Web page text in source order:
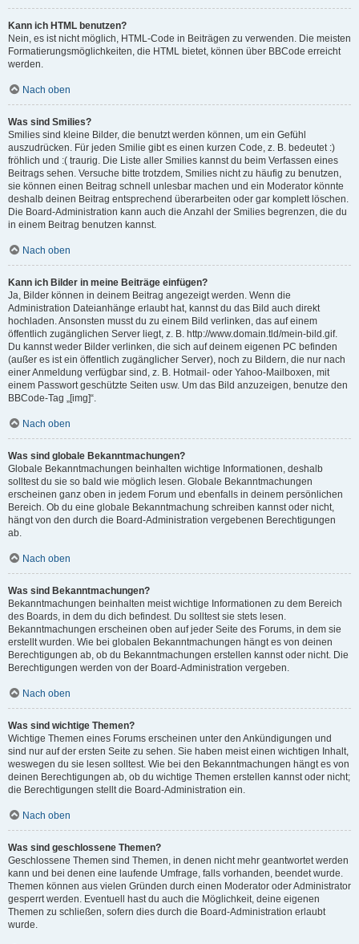
Kann ich HTML benutzen?
Nein, es ist nicht möglich, HTML-Code in Beiträgen zu verwenden. Die meisten
Formatierungsmöglichkeiten, die HTML bietet, können über BBCode erreicht
werden.
Nach oben
Was sind Smilies?
Smilies sind kleine Bilder, die benutzt werden können, um ein Gefühl
auszudrücken. Für jeden Smilie gibt es einen kurzen Code, z. B. bedeutet :)
fröhlich und :( traurig. Die Liste aller Smilies kannst du beim Verfassen eines
Beitrags sehen. Versuche bitte trotzdem, Smilies nicht zu häufig zu benutzen,
sie können einen Beitrag schnell unlesbar machen und ein Moderator könnte
deshalb deinen Beitrag entsprechend überarbeiten oder gar komplett löschen.
Die Board-Administration kann auch die Anzahl der Smilies begrenzen, die du
in einem Beitrag benutzen kannst.
Nach oben
Kann ich Bilder in meine Beiträge einfügen?
Ja, Bilder können in deinem Beitrag angezeigt werden. Wenn die
Administration Dateianhänge erlaubt hat, kannst du das Bild auch direkt
hochladen. Ansonsten musst du zu einem Bild verlinken, das auf einem
öffentlich zugänglichen Server liegt, z. B. http://www.domain.tld/mein-bild.gif.
Du kannst weder Bilder verlinken, die sich auf deinem eigenen PC befinden
(außer es ist ein öffentlich zugänglicher Server), noch zu Bildern, die nur nach
einer Anmeldung verfügbar sind, z. B. Hotmail- oder Yahoo-Mailboxen, mit
einem Passwort geschützte Seiten usw. Um das Bild anzuzeigen, benutze den
BBCode-Tag „[img]“.
Nach oben
Was sind globale Bekanntmachungen?
Globale Bekanntmachungen beinhalten wichtige Informationen, deshalb
solltest du sie so bald wie möglich lesen. Globale Bekanntmachungen
erscheinen ganz oben in jedem Forum und ebenfalls in deinem persönlichen
Bereich. Ob du eine globale Bekanntmachung schreiben kannst oder nicht,
hängt von den durch die Board-Administration vergebenen Berechtigungen
ab.
Nach oben
Was sind Bekanntmachungen?
Bekanntmachungen beinhalten meist wichtige Informationen zu dem Bereich
des Boards, in dem du dich befindest. Du solltest sie stets lesen.
Bekanntmachungen erscheinen oben auf jeder Seite des Forums, in dem sie
erstellt wurden. Wie bei globalen Bekanntmachungen hängt es von deinen
Berechtigungen ab, ob du Bekanntmachungen erstellen kannst oder nicht. Die
Berechtigungen werden von der Board-Administration vergeben.
Nach oben
Was sind wichtige Themen?
Wichtige Themen eines Forums erscheinen unter den Ankündigungen und
sind nur auf der ersten Seite zu sehen. Sie haben meist einen wichtigen Inhalt,
weswegen du sie lesen solltest. Wie bei den Bekanntmachungen hängt es von
deinen Berechtigungen ab, ob du wichtige Themen erstellen kannst oder nicht;
die Berechtigungen stellt die Board-Administration ein.
Nach oben
Was sind geschlossene Themen?
Geschlossene Themen sind Themen, in denen nicht mehr geantwortet werden
kann und bei denen eine laufende Umfrage, falls vorhanden, beendet wurde.
Themen können aus vielen Gründen durch einen Moderator oder Administrator
gesperrt werden. Eventuell hast du auch die Möglichkeit, deine eigenen
Themen zu schließen, sofern dies durch die Board-Administration erlaubt
wurde.